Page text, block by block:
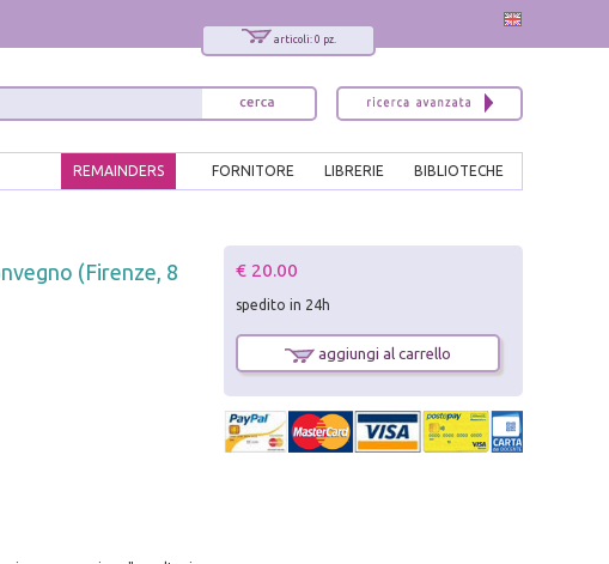
articoli: 0 pz.
BIBLIOTECHE
LIBRERIE
FORNITORE
REMAINDERS
(Firenze, 8
€ 20.00
spedito in 24h
aggiungi al carrello
x
Interessato ai nostri libri?
Sarai informato delle nostre novità, potrai
comunque cancellarti quando desideri.
modulo di iscrizione